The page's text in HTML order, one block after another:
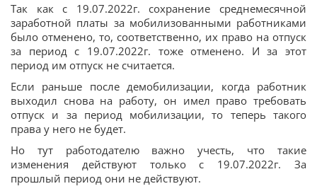
Так как с 19.07.2022г. сохранение среднемесячной
заработной платы за мобилизованными работниками
было отменено, то, соответственно, их право на отпуск
за период с 19.07.2022г. тоже отменено. И за этот
период им отпуск не считается.
Если раньше после демобилизации, когда работник
выходил снова на работу, он имел право требовать
отпуск и за период мобилизации, то теперь такого
права у него не будет.
Но тут работодателю важно учесть, что такие
изменения действуют только с 19.07.2022г. За
прошлый период они не действуют.